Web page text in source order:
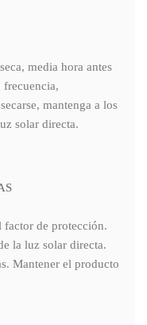
media hora antes
frecuencia,
mantenga a los
solar directa.
factor de protección.
la luz solar directa.
Mantener el producto